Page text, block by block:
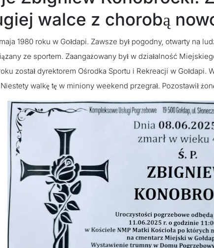
walce z chorobą
1980 roku w Gołdapi. Zawsze był pogodny, otwarty na
ze sportem. Zaangażowany był w działalność
został dyrektorem Ośrodka Sportu i Rekreacji w Gołdapi.
walkę tę w miniony weekend przegrał. Pozostawił